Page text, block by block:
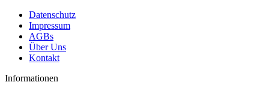
Datenschutz
Impressum
AGBs
Über Uns
Kontakt
Informationen